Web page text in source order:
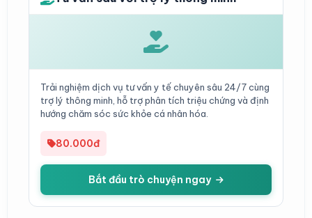
Trải nghiệm dịch vụ tư vấn y tế chuyên sâu 24/7 cùng
trợ lý thông minh, hỗ trợ phân tích triệu chứng và định
hướng chăm sóc sức khỏe cá nhân hóa.
80.000đ
Bắt đầu trò chuyện ngay